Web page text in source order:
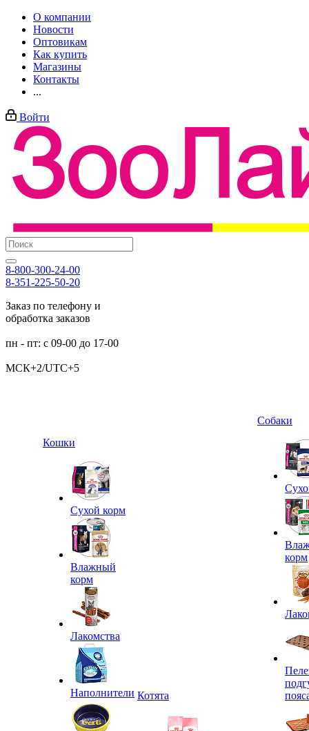
О компании
Новости
Оптовикам
Как купить
Магазины
Контакты
...
Войти
8-800-300-24-00
8-351-225-50-20
Заказ по телефону и
обработка заказов
пн - пт: с 09-00 до 17-00
МСК+2/UTC+5
Кошки
Сухой корм
Влажный
корм
Лакомства
Наполнители Котята
Собаки
корм